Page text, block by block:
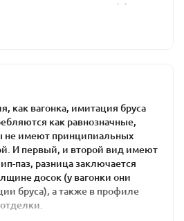
позволяет создать эффект
из профилированного
отличается практичностью,
домов и дачных
собой строганные
дерева, имеющие прямую
такие панели по
позволяет в ускоренном
работы.
сосна как
материал
как вагонка, имитация бруса
как равнозначные,
не имеют принципиальных
И первый, и второй вид имеют
паз, разница заключается
досок (у вагонки они
бруса), а также в профиле